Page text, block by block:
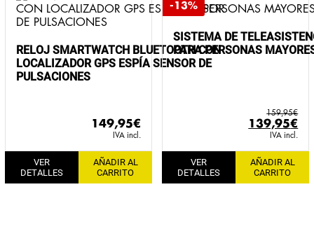
RELOJ SMARTWATCH BLUETOOTH CON
LOCALIZADOR GPS ESPÍA SENSOR DE
PULSACIONES
149,95€
IVA incl.
VER
DETALLES
AÑADIR AL
CARRITO
-13%
SISTEMA DE
PARA PERSONAS
159,95€
El
precio
original
era:
159,95€.
139,95€
IVA incl.
VER
DETALLES
AÑADIR AL
CARRITO